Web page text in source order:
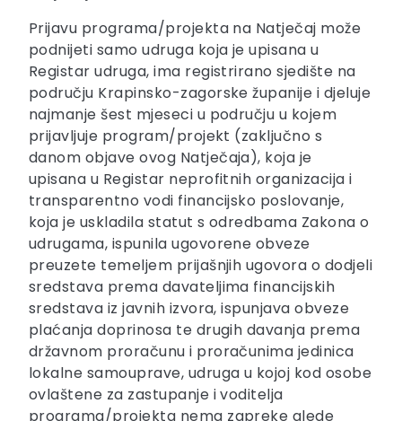
Prijavu programa/projekta na Natječaj može
podnijeti samo udruga koja je upisana u
Registar udruga, ima registrirano sjedište na
području Krapinsko-zagorske županije i djeluje
najmanje šest mjeseci u području u kojem
prijavljuje program/projekt (zaključno s
danom objave ovog Natječaja), koja je
upisana u Registar neprofitnih organizacija i
transparentno vodi financijsko poslovanje,
koja je uskladila statut s odredbama Zakona o
udrugama, ispunila ugovorene obveze
preuzete temeljem prijašnjih ugovora o dodjeli
sredstava prema davateljima financijskih
sredstava iz javnih izvora, ispunjava obveze
plaćanja doprinosa te drugih davanja prema
državnom proračunu i proračunima jedinica
lokalne samouprave, udruga u kojoj kod osobe
ovlaštene za zastupanje i voditelja
programa/projekta nema zapreke glede